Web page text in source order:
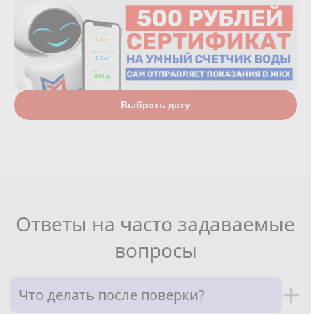
Выбрать дату
Ответы на часто задаваемые
вопросы
Что делать после поверки? +